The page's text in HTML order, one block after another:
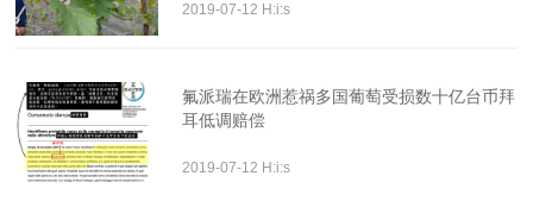
2019-07-12 H:i:s
氟派瑞在欧洲惹祸多国葡萄受损数十亿台币拜
耳低调赔偿
2019-07-12 H:i:s